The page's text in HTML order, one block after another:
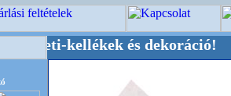
és dekoráció!